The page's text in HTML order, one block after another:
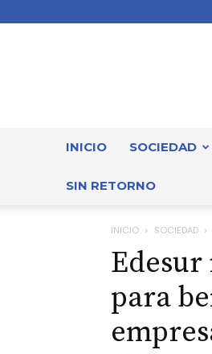
INICIO SOCIEDAD
SIN RETORNO
INICIO SOCIEDAD
Edesur
para